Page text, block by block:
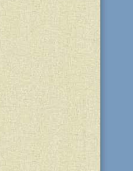
на
відбулося весілля
випускниці нашої